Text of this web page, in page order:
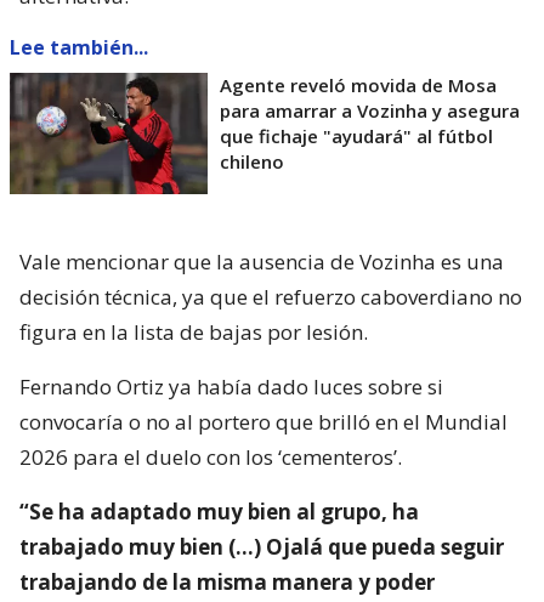
Lee también...
Agente reveló movida de Mosa
para amarrar a Vozinha y asegura
que fichaje "ayudará" al fútbol
chileno
Vale mencionar que la ausencia de Vozinha es una
decisión técnica, ya que el refuerzo caboverdiano no
figura en la lista de bajas por lesión.
Fernando Ortiz ya había dado luces sobre si
convocaría o no al portero que brilló en el Mundial
2026 para el duelo con los ‘cementeros’.
“Se ha adaptado muy bien al grupo, ha
trabajado muy bien (…) Ojalá que pueda seguir
trabajando de la misma manera y poder